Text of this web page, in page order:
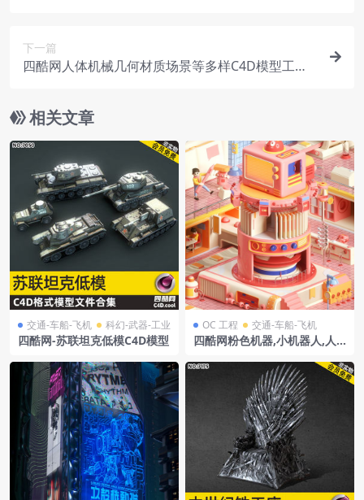
下一篇
四酷网人体机械几何材质场景等多样C4D模型工程
相关文章
交通-车船-飞机 科幻-武器-工业
四酷网-苏联坦克低模C4D模型
OC 工程 交通-车船-飞机
四酷网粉色机器,小机器人,人